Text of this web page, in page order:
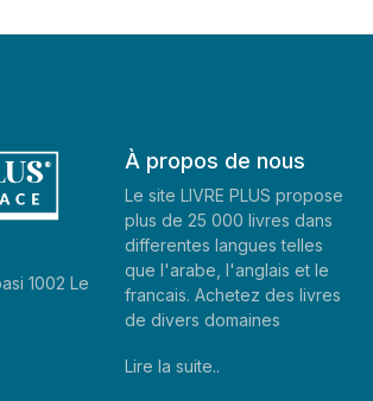
1002 Le
À propos de nous
Le site LIVRE PLUS propose
plus de 25 000 livres dans
differentes langues telles
que l'arabe, l'anglais et le
francais. Achetez des livres
de divers domaines
Lire la suite..